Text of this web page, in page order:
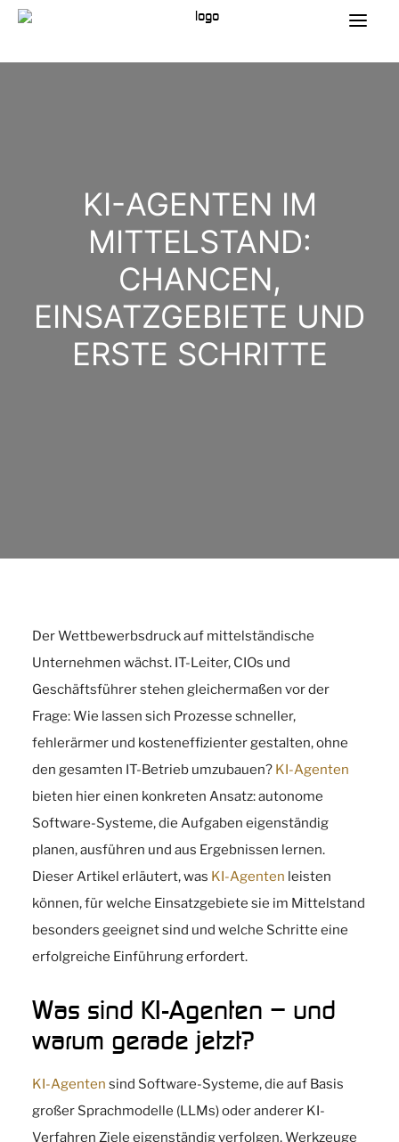
KI-AGENTEN IM
MITTELSTAND:
CHANCEN,
EINSATZGEBIETE UND
ERSTE SCHRITTE
Der Wettbewerbsdruck auf mittelständische
Unternehmen wächst. IT-Leiter, CIOs und
Geschäftsführer stehen gleichermaßen vor der
Frage: Wie lassen sich Prozesse schneller,
fehlerärmer und kosteneffizienter gestalten, ohne
den gesamten IT-Betrieb umzubauen? KI-Agenten
bieten hier einen konkreten Ansatz: autonome
Software-Systeme, die Aufgaben eigenständig
planen, ausführen und aus Ergebnissen lernen.
Dieser Artikel erläutert, was KI-Agenten leisten
können, für welche Einsatzgebiete sie im Mittelstand
besonders geeignet sind und welche Schritte eine
erfolgreiche Einführung erfordert.
Was sind KI-Agenten – und
warum gerade jetzt?
KI-Agenten sind Software-Systeme, die auf Basis
großer Sprachmodelle (LLMs) oder anderer KI-
Verfahren Ziele eigenständig verfolgen, Werkzeuge